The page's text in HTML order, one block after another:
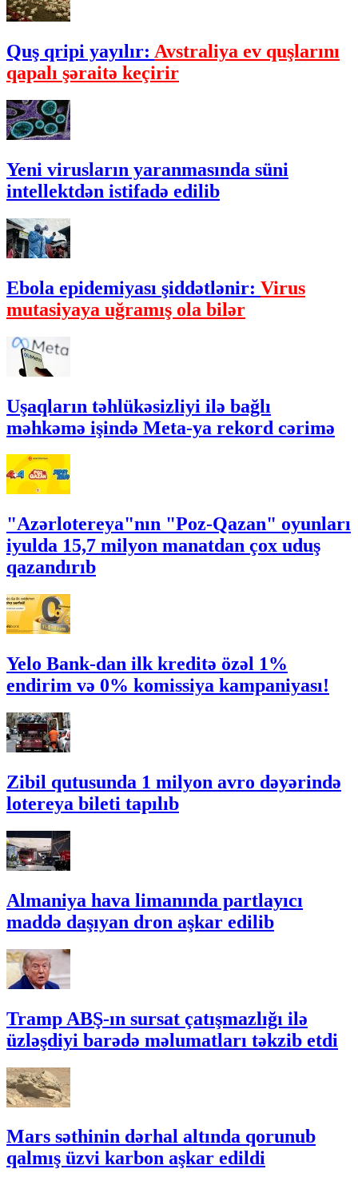
Quş qripi yayılır: Avstraliya ev quşlarını
qapalı şəraitə keçirir
Yeni virusların yaranmasında süni
intellektdən istifadə edilib
Ebola epidemiyası şiddətlənir: Virus
mutasiyaya uğramış ola bilər
Uşaqların təhlükəsizliyi ilə bağlı
məhkəmə işində Meta-ya rekord cərimə
"Azərlotereya"nın "Poz-Qazan" oyunları
iyulda 15,7 milyon manatdan çox uduş
qazandırıb
Yelo Bank-dan ilk kreditə özəl 1%
endirim və 0% komissiya kampaniyası!
Zibil qutusunda 1 milyon avro dəyərində
lotereya bileti tapılıb
Almaniya hava limanında partlayıcı
maddə daşıyan dron aşkar edilib
Tramp ABŞ-ın sursat çatışmazlığı ilə
üzləşdiyi barədə məlumatları təkzib etdi
Mars səthinin dərhal altında qorunub
qalmış üzvi karbon aşkar edildi